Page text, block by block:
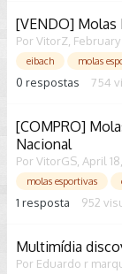
[VENDO] Molas
Por VitorZ February
eibach molas
0 respostas 754
[COMPRO]
Nacional
Por VitorGS April
molas esportivas
1 resposta 952
Multimídia
Por Eduardo r